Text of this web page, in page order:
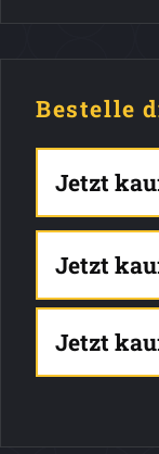
Bestelle
Jetzt
Jetzt
Jetzt